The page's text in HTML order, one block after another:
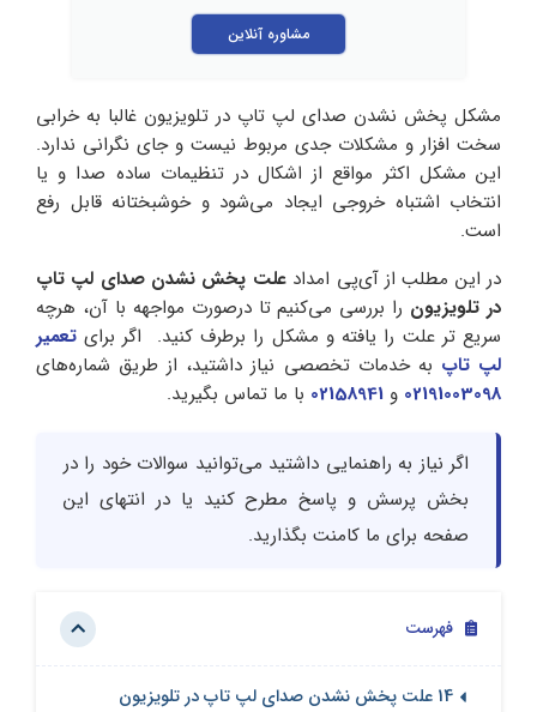
مشاوره آنلاین
مشکل پخش نشدن صدای لپ‌ تاپ در تلویزیون غالبا به خرابی
سخت افزار و مشکلات جدی مربوط نیست و جای نگرانی ندارد.
این مشکل اکثر مواقع از اشکال در تنظیمات ساده صدا و یا
انتخاب اشتباه خروجی ایجاد می‌شود و خوشبختانه قابل رفع
است.
در این مطلب از آی‌پی امداد‌علت‌ پخش نشدن صدای لپ‌ تاپ
در تلویزیون را بررسی می‌کنیم تا درصورت مواجهه با آن، هرچه
سریع تر علت را یافته و مشکل را برطرف کنید. اگر برای تعمیر
لپ‌ تاپ به خدمات تخصصی نیاز داشتید، از طریق شماره‌های
02191003098 و 02158941 با ما تماس بگیرید.
اگر نیاز به راهنمایی داشتید می‌توانید سوالات خود را در
بخش پرسش و پاسخ مطرح کنید یا در انتهای این
صفحه برای ما کامنت بگذارید.
فهرست
14 علت پخش نشدن صدای لپ تاپ در تلویزیون